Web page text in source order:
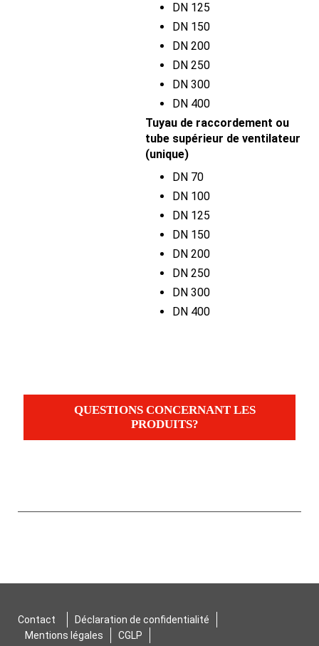
DN 125
DN 150
DN 200
DN 250
DN 300
DN 400
Tuyau de raccordement ou
tube supérieur de ventilateur
(unique)
DN 70
DN 100
DN 125
DN 150
DN 200
DN 250
DN 300
DN 400
QUESTIONS CONCERNANT LES
PRODUITS?
Contact
Déclaration de confidentialité
Mentions légales
CGLP